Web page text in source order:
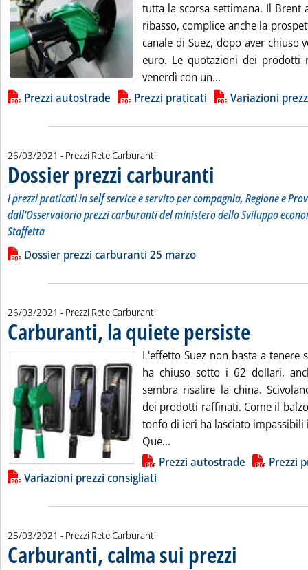
tutta la scorsa settimana. Il Brent
ribasso, complice anche la
canale di Suez, dopo aver chiuso
euro. Le quotazioni dei prodotti
venerdì con un...
Lista allegati PDF alla notizia
Prezzi autostrade Prezzi praticati Variazioni
26/03/2021 - Prezzi Rete Carburanti
Dossier prezzi carburanti
I prezzi praticati in self service e servito per compagnia, Regione e
dall'Osservatorio prezzi carburanti del ministero dello Sviluppo
Staffetta
Leggi tutta la notizia: 'Dossier prezzi carburanti'
Lista allegati PDF alla notizia
Dossier prezzi carburanti 25 marzo
26/03/2021 - Prezzi Rete Carburanti
Carburanti, la quiete persiste
L'effetto Suez non basta a
ha chiuso sotto i 62 dollari,
sembra risalire la china.
dei prodotti raffinati. Come il
tonfo di ieri ha lasciato impassibili
Que...
Lista allegati PDF alla notiziaPrezzi autostrade
Prezzi
Variazioni prezzi consigliati
25/03/2021 - Prezzi Rete Carburanti
Carburanti, calma sui prezzi